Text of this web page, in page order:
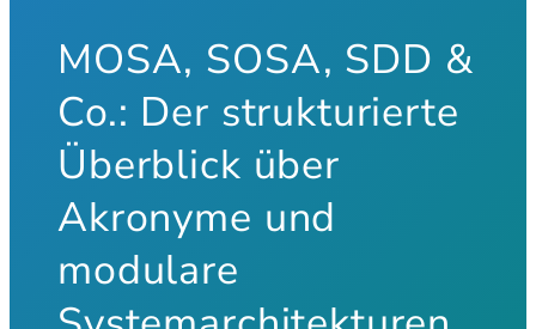
MOSA, SOSA, SDD &
Co.: Der strukturierte
Überblick über
Akronyme und
modulare